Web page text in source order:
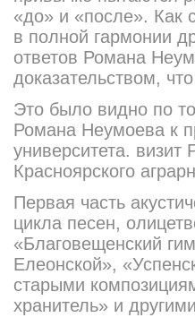
«до» и «после». Как
в полной гармонии
ответов Романа
доказательством,
Это было видно по
Романа Неумоева к
университета.
Красноярского
Первая часть
цикла песен,
«Благовещенский
Елеонской»,
старыми
хранитель» и